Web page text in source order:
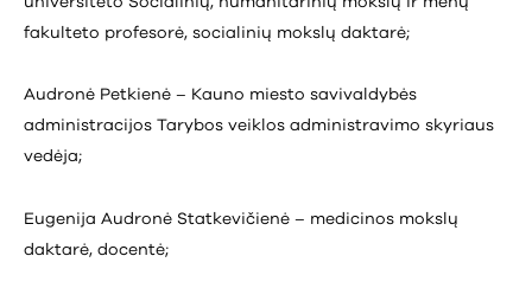
fakulteto profesorė, socialinių mokslų daktarė;
Audronė Petkienė – Kauno miesto savivaldybės
administracijos Tarybos veiklos administravimo skyriaus
vedėja;
Eugenija Audronė Statkevičienė – medicinos mokslų
daktarė, docentė;